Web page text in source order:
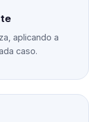
aplicando a
caso.